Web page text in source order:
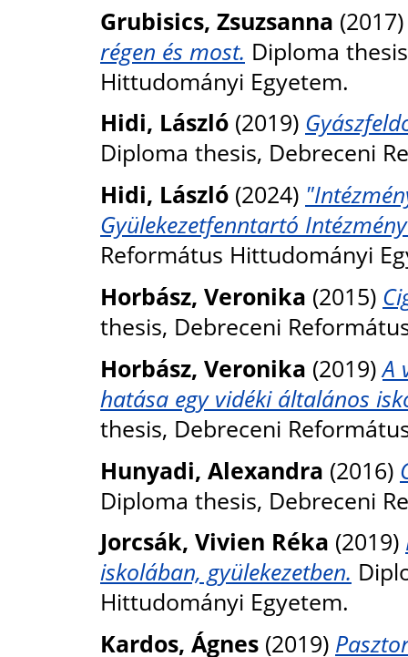
Grubisics, Zsuzsanna
régen és most. Diploma
Hittudományi Egyetem.
Hidi, László (2019)
Diploma thesis, Debreceni
Hidi, László (2024)
Gyülekezetfenntartó
Református Hittudományi
Horbász, Veronika (2015)
thesis, Debreceni
Horbász, Veronika (2019)A
hatása egy vidéki általános
thesis, Debreceni
Hunyadi, Alexandra (2016)
Diploma thesis, Debreceni
Jorcsák, Vivien Réka (2019)
iskolában, gyülekezetben.
Hittudományi Egyetem.
Kardos, Ágnes (2019)